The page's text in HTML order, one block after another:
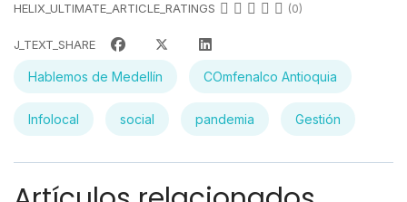
HELIX_ULTIMATE_ARTICLE_RATINGS (0)
J_TEXT_SHARE
Hablemos de Medellín COmfenalco Antioquia
Infolocal social pandemia Gestión